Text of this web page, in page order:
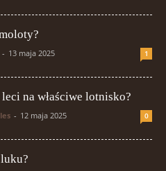
- 13 maja 2025 1
na właściwe lotnisko?
- 12 maja 2025 0